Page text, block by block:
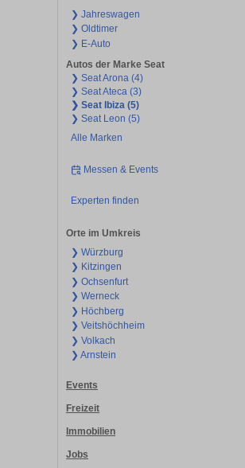
❯ Jahreswagen
❯ Oldtimer
❯ E-Auto
Autos der Marke Seat
❯ Seat Arona (4)
❯ Seat Ateca (3)
❯ Seat Ibiza (5)
❯ Seat Leon (5)
Alle Marken
Messen & Events
Experten finden
Orte im Umkreis
❯ Würzburg
❯ Kitzingen
❯ Ochsenfurt
❯ Werneck
❯ Höchberg
❯ Veitshöchheim
❯ Volkach
❯ Arnstein
Events
Freizeit
Immobilien
Jobs